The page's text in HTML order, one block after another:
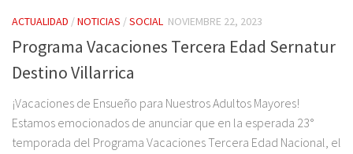
ACTUALIDAD /NOTICIAS /SOCIAL NOVIEMBRE 22, 2023
Programa Vacaciones Tercera Edad Sernatur
Destino Villarrica
¡Vacaciones de Ensueño para Nuestros Adultos Mayores!
Estamos emocionados de anunciar que en la esperada 23°
temporada del Programa Vacaciones Tercera Edad Nacional, el